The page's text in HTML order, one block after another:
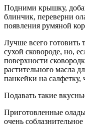
Подними крышку,
блинчик, переверни
появления румяной
Лучше всего
сухой сковороде, но,
поверхности
растительного масла
панкейки на
Подавать такие
Приготовленные
очень